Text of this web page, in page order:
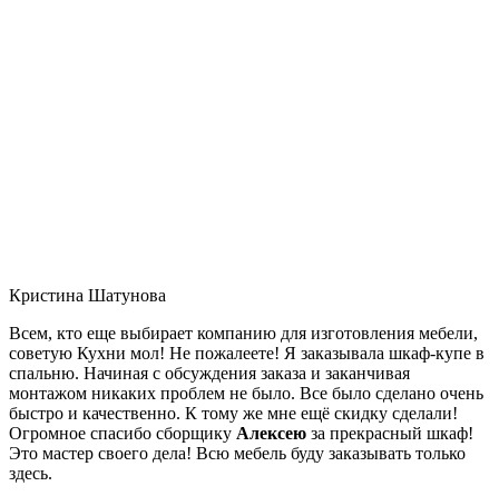
Кристина Шатунова
Всем, кто еще выбирает компанию для изготовления мебели,
советую Кухни мол! Не пожалеете! Я заказывала шкаф-купе в
спальню. Начиная с обсуждения заказа и заканчивая
монтажом никаких проблем не было. Все было сделано очень
быстро и качественно. К тому же мне ещё скидку сделали!
Огромное спасибо сборщику Алексею за прекрасный шкаф!
Это мастер своего дела! Всю мебель буду заказывать только
здесь.